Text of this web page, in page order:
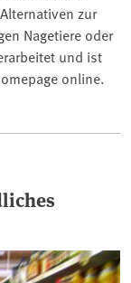
zur
Nagetiere oder
und ist
online.